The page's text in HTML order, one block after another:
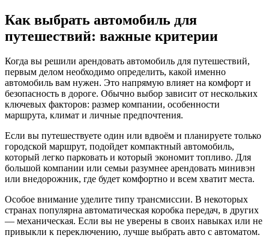
Как выбрать автомобиль для
путешествий: важные критерии
Когда вы решили арендовать автомобиль для путешествий,
первым делом необходимо определить, какой именно
автомобиль вам нужен. Это напрямую влияет на комфорт и
безопасность в дороге. Обычно выбор зависит от нескольких
ключевых факторов: размер компании, особенности
маршрута, климат и личные предпочтения.
Если вы путешествуете один или вдвоём и планируете только
городской маршрут, подойдет компактный автомобиль,
который легко парковать и который экономит топливо. Для
большой компании или семьи разумнее арендовать минивэн
или внедорожник, где будет комфортно и всем хватит места.
Особое внимание уделите типу трансмиссии. В некоторых
странах популярна автоматическая коробка передач, в других
— механическая. Если вы не уверены в своих навыках или не
привыкли к переключению, лучше выбрать авто с автоматом.